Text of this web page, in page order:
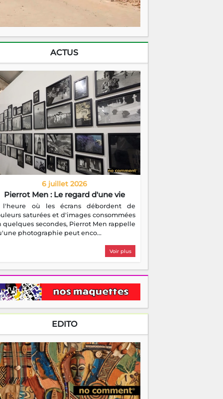
ACTUS
6 juillet 2026
Pierrot Men : Le regard d'une vie
l'heure où les écrans débordent de
saturées et d'images consommées
quelques secondes, Pierrot Men rappelle
photographie peut enco...
Voir plus
EDITO